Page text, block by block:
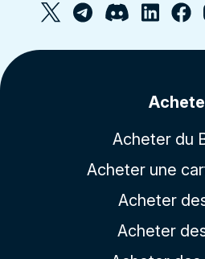
Acheter du
Acheter une
Acheter
Acheter